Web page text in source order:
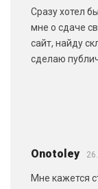
Сразу хотел
мне о сдаче
сайт, найду
сделаю
Onotoley
Мне кажется